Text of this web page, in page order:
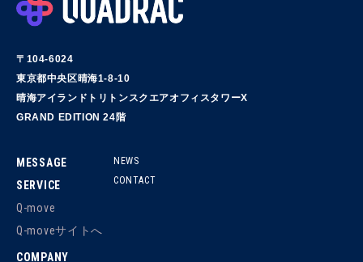
〒104-6024
東京都中央区晴海1-8-10
晴海アイランドトリトンスクエアオフィスタワーX
GRAND EDITION 24階
MESSAGE
SERVICE
Q-move
Q-moveサイトへ
COMPANY
NEWS
CONTACT